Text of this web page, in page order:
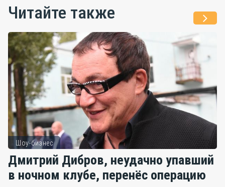
Читайте также
Шоу-бизнес
Дмитрий Дибров, неудачно упавший
в ночном клубе, перенёс операцию